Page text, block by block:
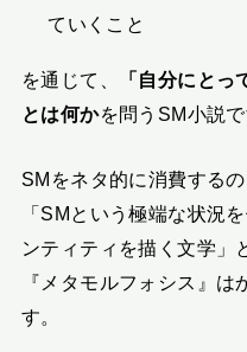
ていくこと
を通じて、
「自分にとっ
とは何かを問うSM小説で
SMをネタ的に消費するの
「SMという極端な状況
ンティティを描く文学」
『メタモルフォシス』
す。